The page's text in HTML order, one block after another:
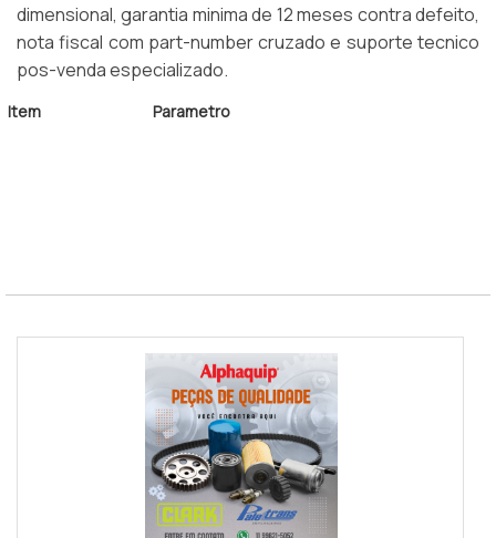
dimensional, garantia minima de 12 meses contra defeito,
nota fiscal com part-number cruzado e suporte tecnico
pos-venda especializado.
Item Parametro